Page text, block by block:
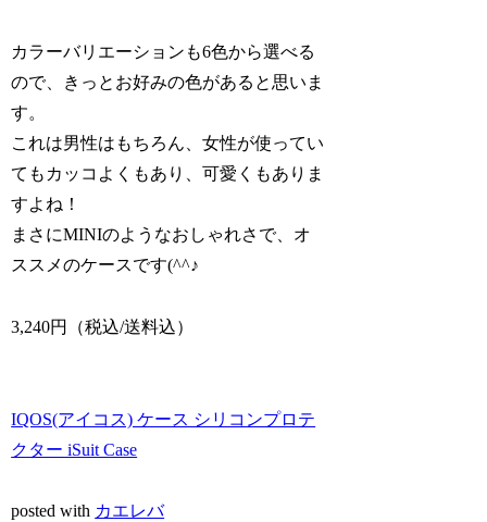
カラーバリエーションも6色から選べる
ので、きっとお好みの色があると思いま
す。
これは男性はもちろん、女性が使ってい
てもカッコよくもあり、可愛くもありま
すよね！
まさにMINIのようなおしゃれさで、オ
ススメのケースです(^^♪
3,240円（税込/送料込）
IQOS(アイコス) ケース シリコンプロテ
クター iSuit Case
posted with カエレバ